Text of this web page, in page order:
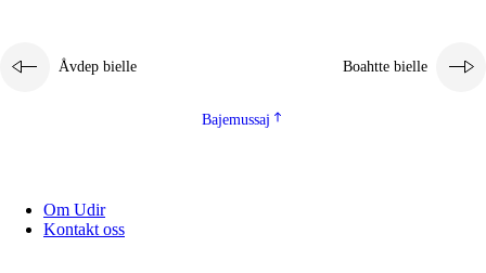
3. Prinsihpa skåvlå dåjmajda
Åvdep bielle Boahtte bielle
Bajemussaj
Om Udir
Kontakt oss